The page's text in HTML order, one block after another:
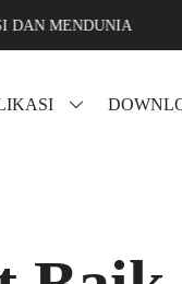
Assyifa